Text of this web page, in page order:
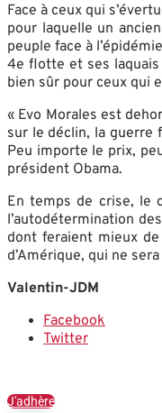
Face à ceux qui
pour laquelle un
peuple face à
4e flotte et ses
bien sûr pour ceux qui
« Evo Morales est
sur le déclin, la guerre
Peu importe le prix,
président Obama.
En temps de crise, le
l’autodétermination
dont feraient mieux
d’Amérique, qui ne
Valentin-JDM
Facebook
Twitter
J'adhère